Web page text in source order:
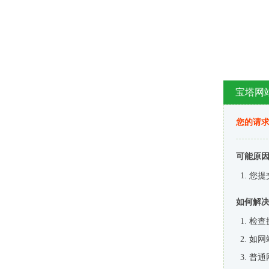
宝塔网
您的请
可能原
您提
如何解
检查
如网
普通